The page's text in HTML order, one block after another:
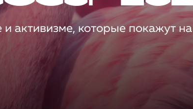
активизме, которые покажут